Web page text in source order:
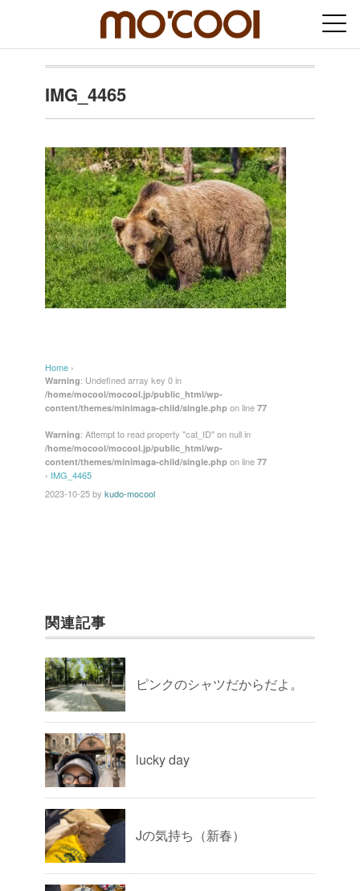
IMG_4465
Home ›
Warning: Undefined array key 0 in
/home/mocool/mocool.jp/public_html/wp-
content/themes/minimaga-child/single.php on line 77
Warning: Attempt to read property "cat_ID" on null in
/home/mocool/mocool.jp/public_html/wp-
content/themes/minimaga-child/single.php on line 77
› IMG_4465
2023-10-25by kudo-mocool
関連記事
ピンクのシャツだからだよ。
lucky day
Jの気持ち（新春）